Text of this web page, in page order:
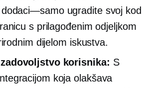
dodaci—samougradite svoj kod
s prilagođenim odjeljkom
dijelom iskustva.
korisnika: S
koja olakšava